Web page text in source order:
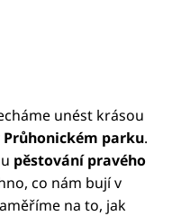
unést krásou
Průhonickém parku.
pěstování pravého
co nám bují v
na to, jak